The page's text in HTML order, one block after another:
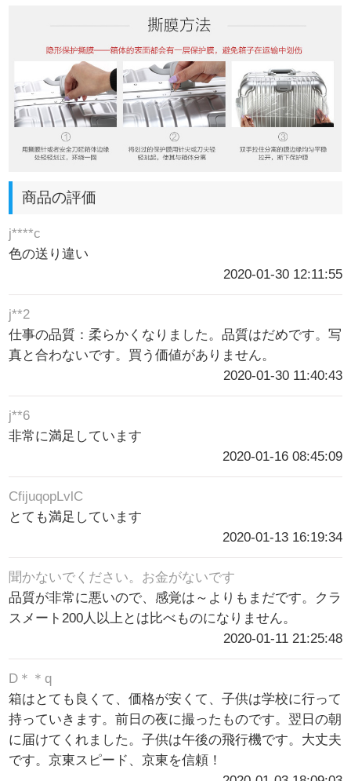
商品の評価
j****c
色の送り違い
2020-01-30 12:11:55
j**2
仕事の品質：柔らかくなりました。品質はだめです。写
真と合わないです。買う価値がありません。
2020-01-30 11:40:43
j**6
非常に満足しています
2020-01-16 08:45:09
CfijuqopLvlC
とても満足しています
2020-01-13 16:19:34
聞かないでください。お金がないです
品質が非常に悪いので、感覚は～よりもまだです。クラ
スメート200人以上とは比べものになりません。
2020-01-11 21:25:48
D＊＊q
箱はとても良くて、価格が安くて、子供は学校に行って
持っていきます。前日の夜に撮ったものです。翌日の朝
に届けてくれました。子供は午後の飛行機です。大丈夫
です。京東スピード、京東を信頼！